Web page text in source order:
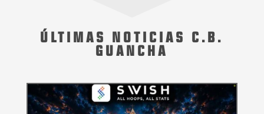
ÚLTIMAS NOTICIAS C.B.
GUANCHA